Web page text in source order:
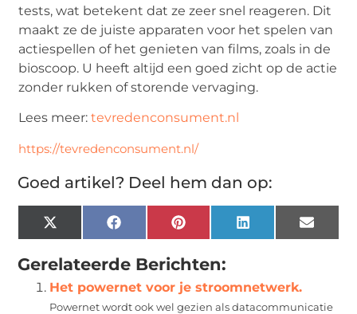
tests, wat betekent dat ze zeer snel reageren. Dit
maakt ze de juiste apparaten voor het spelen van
actiespellen of het genieten van films, zoals in de
bioscoop. U heeft altijd een goed zicht op de actie
zonder rukken of storende vervaging.
Lees meer:tevredenconsument.nl
https://tevredenconsument.nl/
Goed artikel? Deel hem dan op:
X
(Twitter)
FacebookPinterest LinkedIn Email
Gerelateerde Berichten:
Het powernet voor je stroomnetwerk.
Powernet wordt ook wel gezien als datacommunicatie